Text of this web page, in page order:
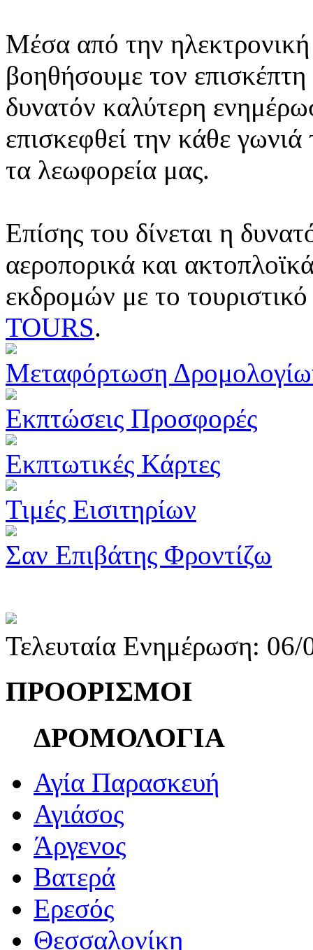
Μέσα από την ηλεκτρονική
βοηθήσουμε τον
δυνατόν καλύτερη
επισκεφθεί την κάθε
τα λεωφορεία μας.
Επίσης του δίνεται η
αεροπορικά και
εκδρομών με το
TOURS.
Μεταφόρτωση
Εκπτώσεις Προσφορές
Εκπτωτικές Κάρτες
Τιμές Εισιτηρίων
Σαν Επιβάτης Φροντίζω
Τελευταία Ενημέρωση:
ΠΡΟΟΡΙΣΜΟΙ
ΔΡΟΜΟΛΟΓΙΑ
Αγία Παρασκευή
Αγιάσος
Άργενος
Βατερά
Ερεσός
Θεσσαλονίκη